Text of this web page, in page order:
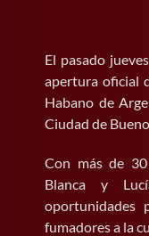
El pasado
apertura oficial
Habano de
Ciudad de
Con más de
Blanca y
oportunidades
fumadores a la